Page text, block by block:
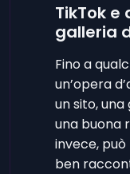
TikTok
galleria
Fino a
un’opera
un sito,
una buona
invece,
ben